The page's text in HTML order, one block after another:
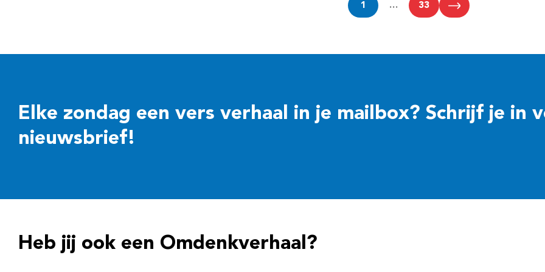
1 … 33
Elke zondag een vers verhaal in je mailbox? Schrijf je in
nieuwsbrief!
Heb jij ook een Omdenkverhaal?